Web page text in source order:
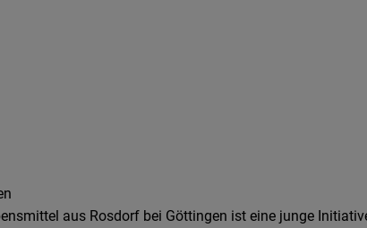
aus Rosdorf bei Göttingen ist eine junge